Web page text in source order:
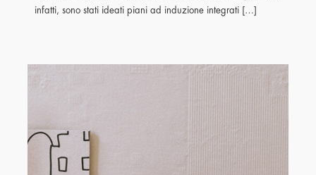
infatti, sono stati ideati piani ad induzione integrati […]